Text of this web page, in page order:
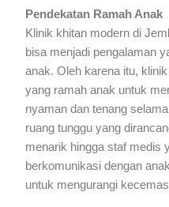
Pendekatan Ramah Anak
Klinik khitan modern di
bisa menjadi pengalaman
anak. Oleh karena itu,
yang ramah anak untuk
nyaman dan tenang
ruang tunggu yang
menarik hingga staf medis
berkomunikasi dengan
untuk mengurangi